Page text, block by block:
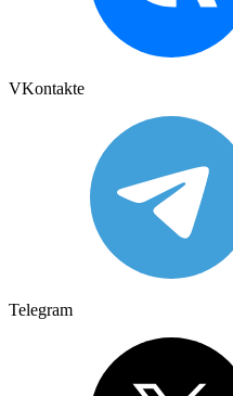
VKontakte
Telegram